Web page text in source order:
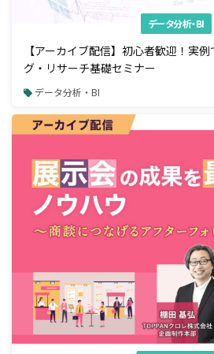
データ分析・BI
【アーカイブ配信】初心者歓迎！実
グ・リサーチ基礎セミナー
データ分析・BI